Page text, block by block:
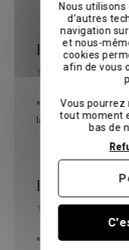
Romain P.le
« La qualité du
la différence »
HELENE C.
« Conforme au
Nous
d’autres
navigation
et nous-
cookies
afin de vous
Vous pourrez
tout moment
bas de